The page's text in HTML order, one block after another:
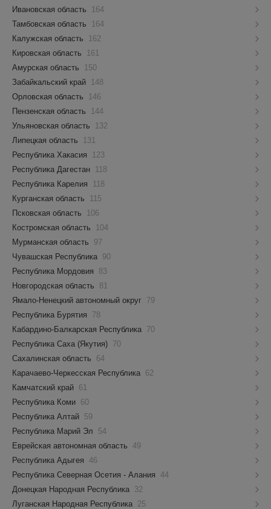
Ивановская область
164
Тамбовская область
164
Калужская область
162
Кировская область
161
Амурская область
150
Забайкальский край 148
Орловская область
146
Пензенская область
144
Ульяновская область
132
Липецкая область
131
Республика Хакасия
123
Республика Дагестан 118
Республика Карелия
118
Курганская область
115
Псковская область
106
Костромская область
104
Мурманская область
97
Чувашская Республика 90
Республика Мордовия
83
Новгородская область
81
Ямало-Ненецкий автономный округ 79
Республика Бурятия
78
Кабардино-Балкарская Республика 70
Республика Саха (Якутия) 70
Сахалинская область
64
Карачаево-Черкесская Республика 62
Камчатский край 61
Республика Коми 60
Республика Алтай 59
Республика Марий Эл
54
Еврейская автономная область 49
Республика Адыгея 46
Республика Северная Осетия - Алания 44
Донецкая Народная Республика 32
Луганская Народная Республика 25